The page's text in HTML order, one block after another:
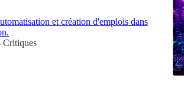
et création d'emplois dans
Critiques